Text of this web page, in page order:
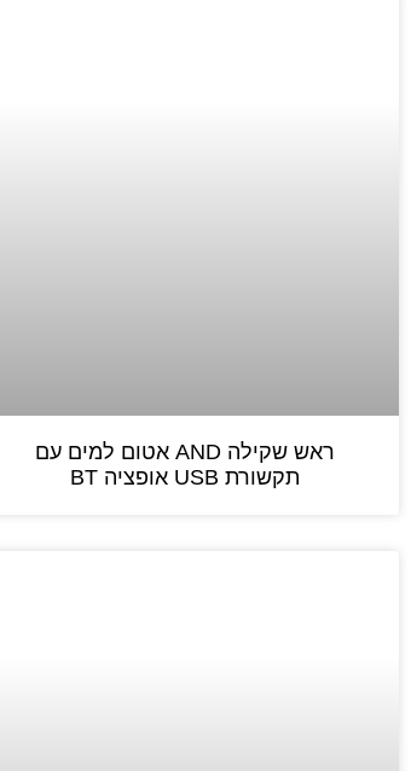
ראש שקילה AND אטום למים עם
תקשורת USB אופציה BT